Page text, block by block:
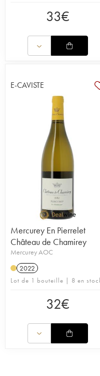
33€
E-CAVISTE
Mercurey En Pierrelet
Château de Chamirey
Mercurey AOC
2022
Lot de 1 bouteille | 8 en
32€